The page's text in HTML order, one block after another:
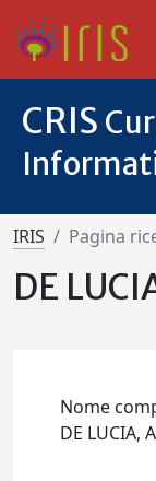
CRIS
IRIS Pagina
DE
Nome
DE LUCIA,